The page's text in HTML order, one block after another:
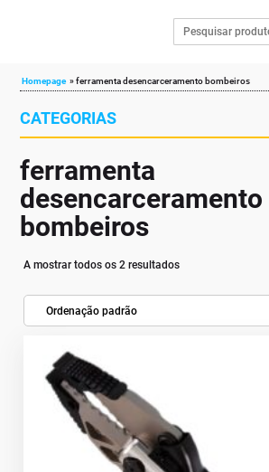
Homepage »ferramenta desencarceramento bombeiros
CATEGORIAS
ferramenta
desencarceramento
bombeiros
A mostrar todos os 2 resultados